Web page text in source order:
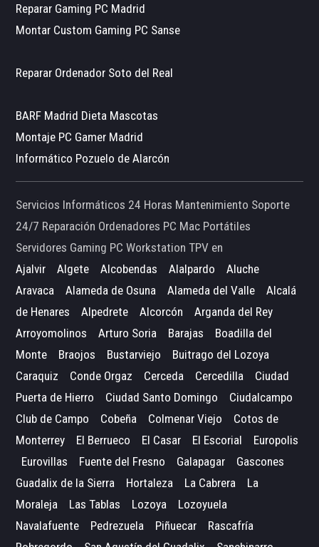
Reparar Gaming PC Madrid
Montar Custom Gaming PC Sanse
Reparar Ordenador Soto del Real
BARF Madrid Dieta Mascotas
Montaje PC Gamer Madrid
Informático Pozuelo de Alarcón
Servicios Informáticos 24 Horas Mantenimiento Soporte
24/7 Reparación Ordenadores PC Mac Portátiles
Servidores Gaming PC Workstation TPV en
Ajalvir
Algete Alcobendas Alalpardo
Aluche
Aravaca
Alameda de Osuna Alameda del Valle
Alcalá
de Henares
Alpedrete Alcorcón
Arganda del Rey
Arroyomolinos
Arturo Soria Barajas
Boadilla del
Monte
Braojos Bustarviejo
Buitrago del Lozoya
Caraquiz
Conde Orgaz Cerceda Cercedilla
Ciudad
Puerta de Hierro
Ciudad Santo Domingo
Ciudalcampo
Club de Campo
Cobeña Colmenar Viejo
Cotos de
Monterrey
El Berrueco El Casar El Escorial
Europolis
Eurovillas
Fuente del Fresno Galapagar
Gascones
Guadalix de la Sierra
Hortaleza La Cabrera
La
Moraleja
Las Tablas Lozoya
Lozoyuela
Navalafuente
Pedrezuela Piñuecar
Rascafría